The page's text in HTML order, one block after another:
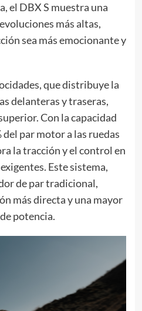
el DBX S muestra una
más altas,
sea más emocionante y
que distribuye la
delanteras y traseras,
Con la capacidad
par motor a las ruedas
la tracción y el control en
Este sistema,
de par tradicional,
más directa y una mayor
potencia.